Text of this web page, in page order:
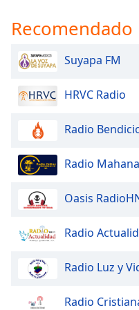
Background
Opacity
Caption
Background
Color
Opacity
Recomendado
Suyapa FM
HRVC Radio
Radio
Radio
Oasis
Radio
Radio Luz y
Radio